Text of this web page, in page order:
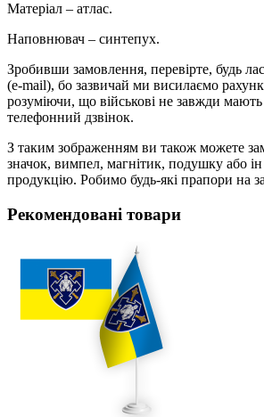
Матеріал – атлас.
Наповнювач – синтепух.
Зробивши замовлення, перевірте, будь
(e-mail), бо зазвичай ми висилаємо
розуміючи, що військові не завжди мають
телефонний дзвінок.
З таким зображенням ви також можете
значок, вимпел, магнітик, подушку або ін
продукцію. Робимо будь-які прапори на
Рекомендовані товари